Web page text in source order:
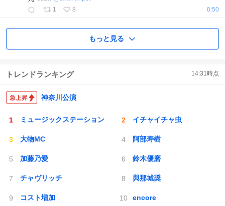
1
8 0:50
もっと見る
トレンドランキング 14:31時点
神奈川公演
ミュージックステーション イチャイチャ虫
大物MC 阿部寿樹
加藤乃愛 鈴木優磨
チャヴリッチ 與那城奨
コスト増加 encore